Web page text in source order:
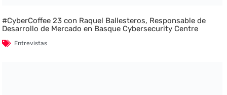
#CyberCoffee 23 con Raquel Ballesteros, Responsable de
Desarrollo de Mercado en Basque Cybersecurity Centre
Entrevistas